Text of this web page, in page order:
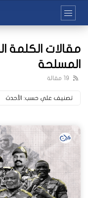
مقالات الكلمة
المسلحة
19 مقالة
تصنيف علي حسب: اﻷحدث